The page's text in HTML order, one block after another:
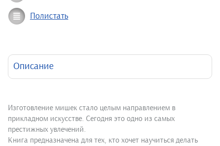
Полистать
Описание
Изготовление мишек стало целым направлением в
прикладном искусстве. Сегодня это одно из самых
престижных увлечений.
Книга предназначена для тех, кто хочет научиться делать